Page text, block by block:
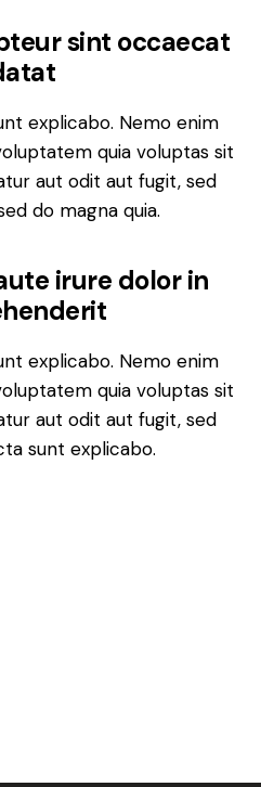
sint occaecat
explicabo. Nemo enim
quia voluptas sit
aut odit aut fugit, sed
do magna quia.
irure dolor in
explicabo. Nemo enim
quia voluptas sit
aut odit aut fugit, sed
sunt explicabo.